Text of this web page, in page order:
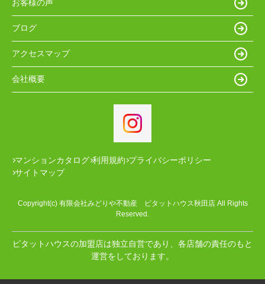
お客様の声
ブログ
アクセスマップ
会社概要
マンションカタログ 利用規約 プライバシーポリシー
サイトマップ
Copyright(c) 有限会社みどりや不動産 ピタットハウス秋田店 All Rights
Reserved.
ピタットハウスの加盟店は独立自営であり、各店舗の責任のもと
運営をしております。